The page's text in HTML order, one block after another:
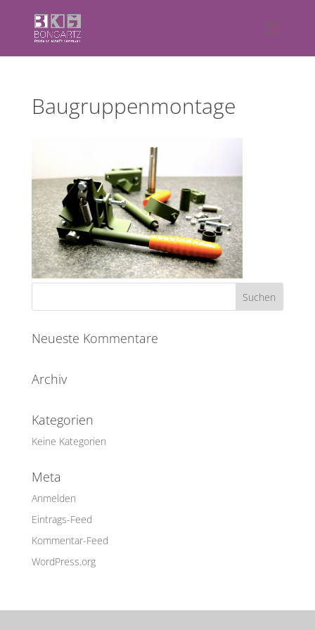
Baugruppenmontage
Neueste Kommentare
Archiv
Kategorien
Keine Kategorien
Meta
Anmelden
Eintrags-Feed
Kommentar-Feed
WordPress.org